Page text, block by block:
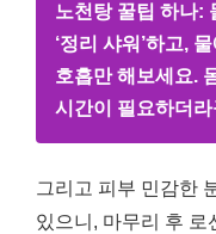
노천탕 꿀팁 하나:
‘정리 샤워’하고,
호흡만 해보세요.
시간이 필요하더
그리고 피부 민감한
있으니, 마무리 후 로